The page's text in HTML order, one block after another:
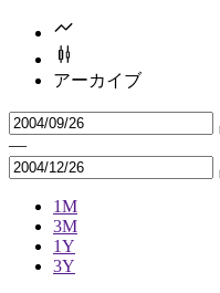
アーカイブ
—
1M
3M
1Y
3Y